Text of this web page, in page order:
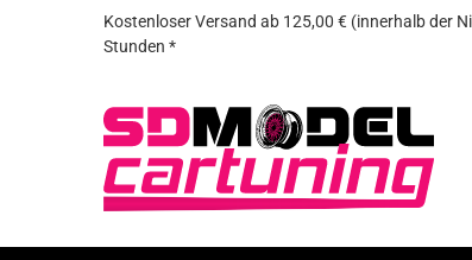
Kostenloser Versand ab 125,00 € (innerhalb der
Stunden *